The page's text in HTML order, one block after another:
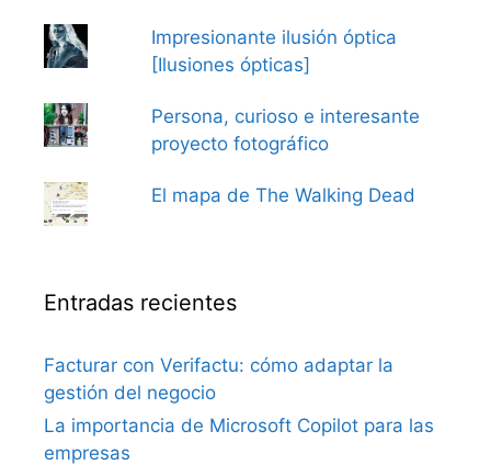
Impresionante ilusión óptica
[Ilusiones ópticas]
Persona, curioso e interesante
proyecto fotográfico
El mapa de The Walking Dead
Entradas recientes
Facturar con Verifactu: cómo adaptar la
gestión del negocio
La importancia de Microsoft Copilot para las
empresas